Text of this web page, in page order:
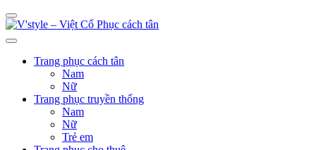
Trang phục cách tân
Nam
Nữ
Trang phục truyền thống
Nam
Nữ
Trẻ em